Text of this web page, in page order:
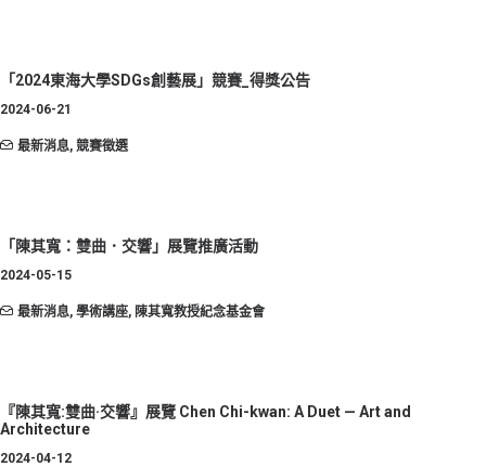
「2024東海大學SDGs創藝展」競賽_得獎公告
2024-06-21
最新消息, 競賽徵選
「陳其寬：雙曲．交響」展覽推廣活動
2024-05-15
最新消息, 學術講座, 陳其寬教授紀念基金會
『陳其寬:雙曲·交響』展覽 Chen Chi-kwan: A Duet — Art and
Architecture
2024-04-12